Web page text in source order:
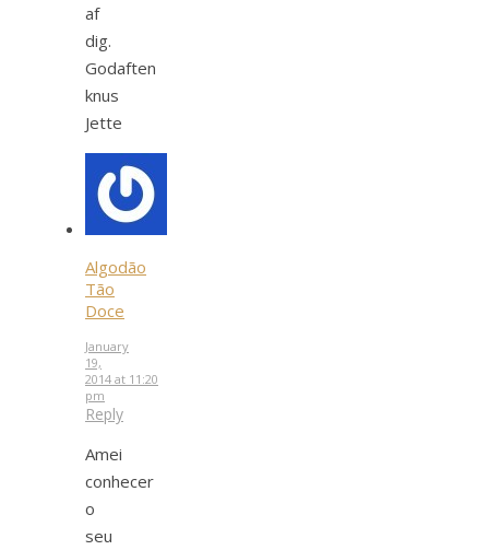
af
dig.
Godaften
knus
Jette
Algodão
Tão
Doce
January
19,
2014 at 11:20
pm
Reply
Amei
conhecer
o
seu